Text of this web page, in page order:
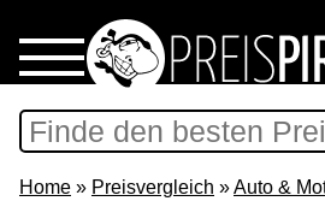
Home
Download
Home » Preisvergleich »Auto &